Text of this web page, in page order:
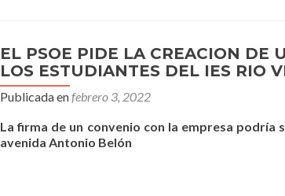
EL PSOE PIDE LA CREACION DE
LOS ESTUDIANTES DEL IES RIO
Publicada enfebrero 3, 2022
La firma de un convenio con la empresa
avenida Antonio Belón